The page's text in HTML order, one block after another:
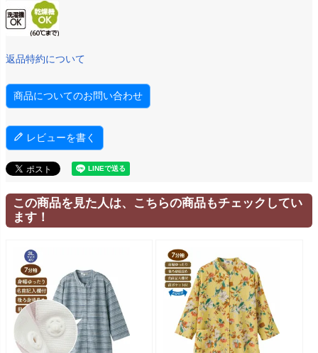
返品特約について
商品についてのお問い合わせ
レビューを書く
この商品を見た人は、こちらの商品もチェックしてい
ます！